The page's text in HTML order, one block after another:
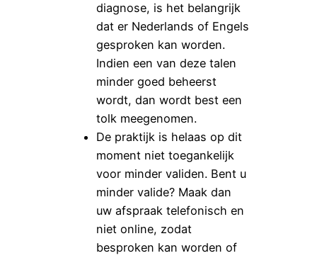
diagnose, is het belangrijk
dat er Nederlands of Engels
gesproken kan worden.
Indien een van deze talen
minder goed beheerst
wordt, dan wordt best een
tolk meegenomen.
De praktijk is helaas op dit
moment niet toegankelijk
voor minder validen. Bent u
minder valide? Maak dan
uw afspraak telefonisch en
niet online, zodat
besproken kan worden of